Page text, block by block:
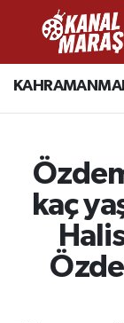
kaç
CANLI
GÜNCEL
SPOR
SİYASET
Süper Lig
Tüm